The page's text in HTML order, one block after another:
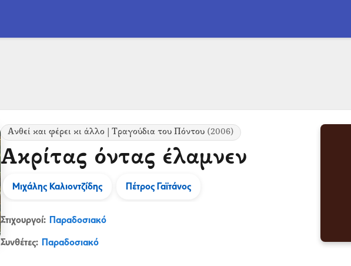
Ανθεί και φέρει κι άλλο | Τραγούδια του Πόντου (2006)
Ακρίτας όντας έλαμνεν
Μιχάλης Καλιοντζίδης Πέτρος Γαϊτάνος
Στιχουργοί: Παραδοσιακό
Συνθέτες: Παραδοσιακό